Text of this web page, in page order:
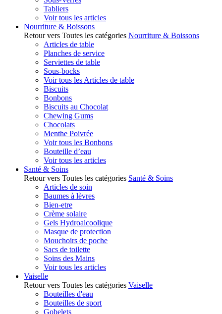
Tabliers
Voir tous les articles
Nourriture & Boissons
Retour vers Toutes les catégories Nourriture & Boissons
Articles de table
Planches de service
Serviettes de table
Sous-bocks
Voir tous les Articles de table
Biscuits
Bonbons
Biscuits au Chocolat
Chewing Gums
Chocolats
Menthe Poivrée
Voir tous les Bonbons
Bouteille d’eau
Voir tous les articles
Santé & Soins
Retour vers Toutes les catégories Santé & Soins
Articles de soin
Baumes à lèvres
Bien-etre
Crème solaire
Gels Hydroalcoolique
Masque de protection
Mouchoirs de poche
Sacs de toilette
Soins des Mains
Voir tous les articles
Vaiselle
Retour vers Toutes les catégories Vaiselle
Bouteilles d'eau
Bouteilles de sport
Gobelets